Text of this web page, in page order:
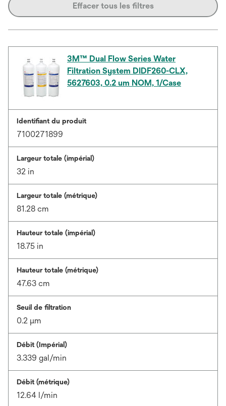
Effacer tous les filtres
3M™ Dual Flow Series Water
Filtration System DIDF260-CLX,
5627603, 0.2 um NOM, 1/Case
Identifiant du produit
7100271899
Largeur totale (impérial)
32 in
Largeur totale (métrique)
81.28 cm
Hauteur totale (impérial)
18.75 in
Hauteur totale (métrique)
47.63 cm
Seuil de filtration
0.2 μm
Débit (Impérial)
3.339 gal/min
Débit (métrique)
12.64 l/min